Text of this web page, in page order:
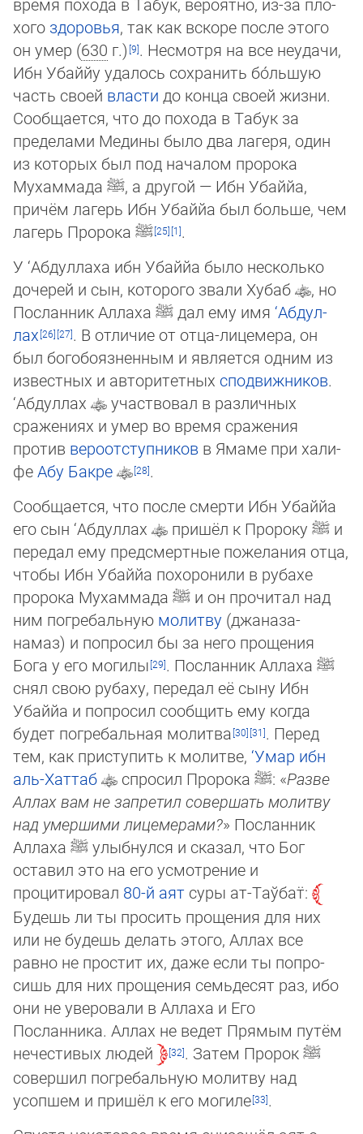
хого здоровья, так как вскоре после этого
он умер (630 г.)
. Несмотря на все неудачи,
Ибн Убаййу удалось сохранить бо́льшую
часть своей власти до конца своей жизни.
Сообщается, что до похода в Табук за
пределами Медины было два ла­геря, один
из которых был под началом пророка
Мухаммада ﷺ, а другой — Ибн Убаййа,
причём лагерь Ибн Убаййа был боль­ше, чем
лагерь Пророка ﷺ
.
У ‘Абдуллаха ибн Убаййа было несколько
дочерей и сын, которого звали Хубаб
, но
Посланник Аллаха ﷺ дал ему имя ‘Аб­дул­
лах
. В отличие от отца-лицемера, он
был богобоязненным и является одним из
известных и авторитетных спод­виж­ни­ков.
‘Абдуллах
участвовал в различных
сражениях и умер во время сражения
против вероотступников в Яма­ме при ха­ли­
феАбу Бакре
.
Сообщается, что после смерти Ибн Убаййа
его сын ‘Абдуллах
пришёл к Пророку ﷺ и
передал ему предсмертные по­же­ла­ния отца,
чтобы Ибн Убаййа похоронили в рубахе
пророка Мухаммада ﷺ и он прочитал над
ним погребальную мо­лит­ву (джаназа-
намаз) и попросил бы за него прощения
Бога у его могилы
. Посланник Аллаха ﷺ
снял свою рубаху, пе­ре­дал её сыну Ибн
Убаййа и попросил сообщить ему когда
будет погребальная молитва
. Перед
тем, как приступить к мо­лит­ве, ‘Умар ибн
аль-Хаттаб
спросил Пророка ﷺ: «Разве
Аллах вам не запретил совершать молитву
над умершими ли­це­ме­ра­ми?» Посланник
Аллаха ﷺулыбнулся и сказал, что Бог
оставил это на его усмотрение и
процитировал 80-й аят суры ат-Таў­бат̈:
Будешь ли ты просить прощения для них
или не будешь делать этого, Аллах все
равно не простит их, даже если ты по­про­
сишь для них прощения семьдесят раз, ибо
они не уверовали в Аллаха и Его
Посланника. Аллах не ведет Прямым пу­тём
не­чес­ти­вых людей
. Затем Пророкﷺ
совершил погребальную молитву над
усопшем и пришёл к его могиле
.